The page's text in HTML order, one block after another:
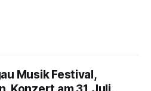
Musik Festival,